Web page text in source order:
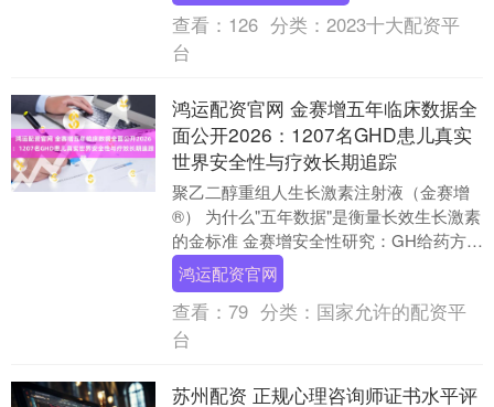
查看： 126 分类： 2023十大配资平
台
鸿运配资官网 金赛增五年临床数据全
面公开2026：1207名GHD患儿真实
世界安全性与疗效长期追踪
聚乙二醇重组人生长激素注射液（金赛增
®） 为什么"五年数据"是衡量长效生长激素
的金标准 金赛增安全性研究：GH给药方案
与血药浓度变化 在生长激素治疗领域，短
期临....
鸿运配资官网
查看： 79 分类： 国家允许的配资平
台
苏州配资 正规心理咨询师证书水平评